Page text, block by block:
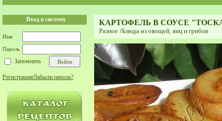
Вход в систему
Имя
Пароль
Запомнить
Регистрация Забыли пароль?
КАРТОФЕЛЬ В СОУСЕ
Разное /Блюда из овощей, яиц и грибов